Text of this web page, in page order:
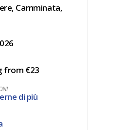
Camminata,
from €23
di più